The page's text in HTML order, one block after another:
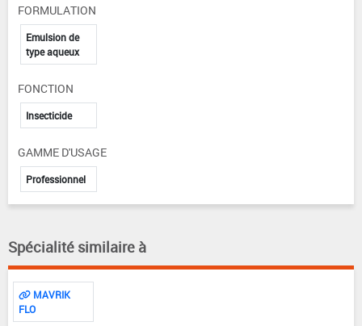
FORMULATION
Emulsion de
type aqueux
FONCTION
Insecticide
GAMME D'USAGE
Professionnel
Spécialité similaire à
MAVRIK
FLO